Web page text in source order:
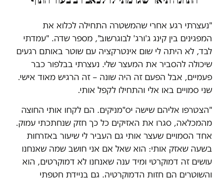
"נעצרתי רגע אחרי שהמשטרה התחילה לכלוא את
המפגינים בין קינג ג'ורג' לבוגרשוב", מספר שדה. "עמדתי
לבד, לא היתה לי שום אינטרקציה עם שוטר באותם רגעים
שיכולה להסביר את המעצר שלי. נעצרתי בבלפור כבר
פעמיים, אבל הפעם זה היה שונה – זה הרגיש מאוד אישי.
שני סמויים באו אלי והתחילו לקפל אותי.
"הצטרפו אליהם שישה יס"מניקים. הם לקחו אותי החוצה
מהמכלאה, סגרו את האזיקים כל כך חזק שנחתכתי עמוק.
אחד הסמויים שעצר אותי גם העביר לי שיעור באזרחות
בשעה שאזק אותי: הוא שאל אם אני חושב שמה שאנחנו
עושים זה דמוקרטי ומיד ענה שאנחנו לא דמוקרטים, הוא
והשוטרים הם חזות הדמוקרטיה. גם בניידת חטפתי